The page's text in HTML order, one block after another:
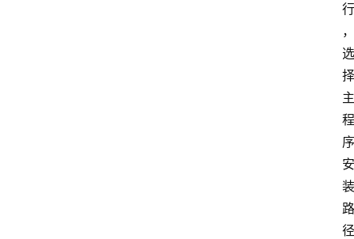
行
，
选
择
主
程
序
安
装
路
径